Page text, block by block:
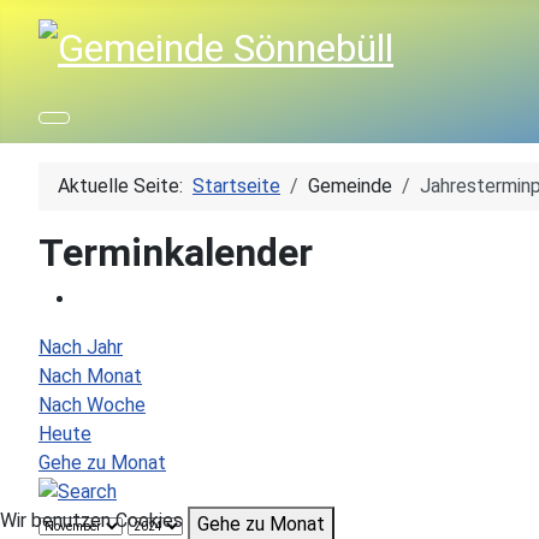
Aktuelle Seite: Startseite Gemeinde
Terminkalender
Nach Jahr
Nach Monat
Nach Woche
Heute
Gehe zu Monat
Gehe zu Monat
Wir benutzen Cookies